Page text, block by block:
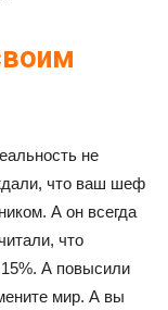
не
что ваш шеф
А он всегда
что
А повысили
мир. А вы